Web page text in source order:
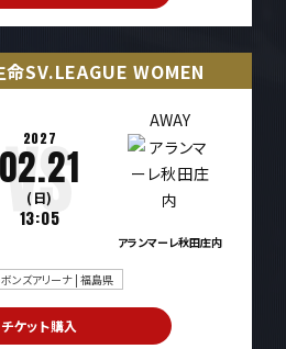
SV.LEAGUE WOMEN
2027
02.21
(日)
13:05
AWAY
アランマーレ秋田庄内
ンズアリーナ | 福島県
チケット購入